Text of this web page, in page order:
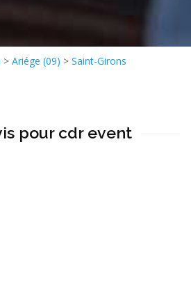
> Ariége (09) > Saint-Girons
pour cdr event